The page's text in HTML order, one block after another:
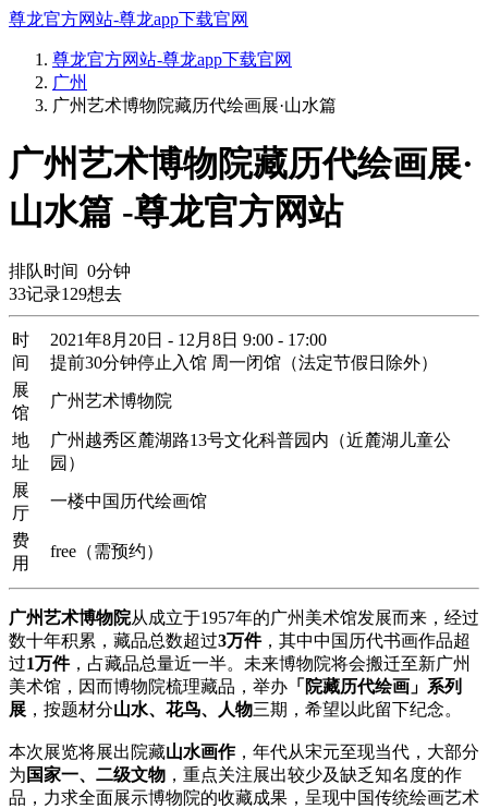
尊龙官方网站-尊龙app下载官网
尊龙官方网站-尊龙app下载官网
广州
广州艺术博物院藏历代绘画展·山水篇
广州艺术博物院藏历代绘画展·
山水篇 -尊龙官方网站
排队时间 0分钟
33记录129想去
时
间
2021年8月20日 - 12月8日 9:00 - 17:00
提前30分钟停止入馆 周一闭馆（法定节假日除外）
展
馆
广州艺术博物院
地
址
广州越秀区麓湖路13号文化科普园内（近麓湖儿童公
园）
展
厅
一楼中国历代绘画馆
费
用
free（需预约）
广州艺术博物院从成立于1957年的广州美术馆发展而来，经过
数十年积累，藏品总数超过3万件，其中中国历代书画作品超
过1万件，占藏品总量近一半。未来博物院将会搬迁至新广州
美术馆，因而博物院梳理藏品，举办 「院藏历代绘画」系列
展 ，按题材分山水、花鸟、人物三期，希望以此留下纪念。
本次展览将展出院藏山水画作，年代从宋元至现当代，大部分
为 国家一、二级文物 ，重点关注展出较少及缺乏知名度的作
品，力求全面展示博物院的收藏成果，呈现中国传统绘画艺术